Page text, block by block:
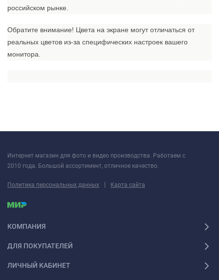
российском рынке.
Обратите внимание! Цвета на экране могут отличаться от
реальных цветов из-за специфических настроек вашего
монитора.
Интернет магазин для фото и видео производства. Работаем с
2010 года. Большой ассортимент, отличное качество.
Политика персональных данных | Карта сайта
КОМПАНИЯ
ДЛЯ ПОКУПАТЕЛЕЙ
ЛИЧНЫЙ КАБИНЕТ